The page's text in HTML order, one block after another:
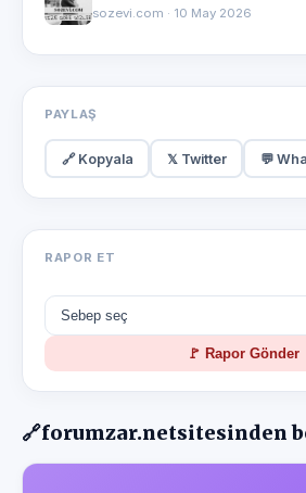
sozevi.com · 10 May 2026
PAYLAŞ
🔗 Kopyala 𝕏 Twitter 💬
RAPOR ET
🚩 Rapor Gönder
🔗forumzar.netsitesinden